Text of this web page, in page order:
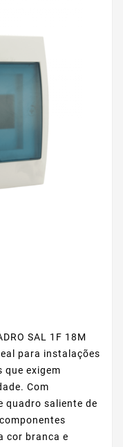
SAL 1F 18M
para instalações
que exigem
Com
quadro saliente de
cor branca e